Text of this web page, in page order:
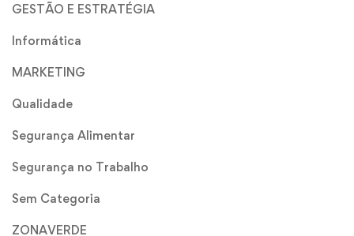
GESTÃO E ESTRATÉGIA
Informática
MARKETING
Qualidade
Segurança Alimentar
Segurança no Trabalho
Sem Categoria
ZONAVERDE